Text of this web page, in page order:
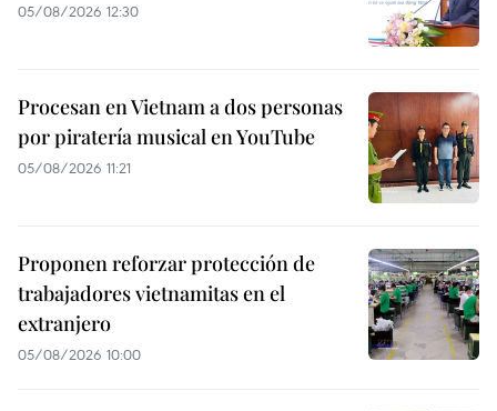
05/08/2026 12:30
Procesan en Vietnam a dos personas
por piratería musical en YouTube
05/08/2026 11:21
Proponen reforzar protección de
trabajadores vietnamitas en el
extranjero
05/08/2026 10:00